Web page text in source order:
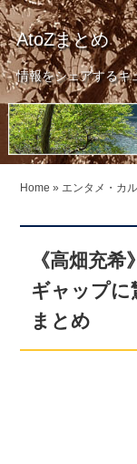
AtoZまとめ
情報をシェアするキ
Home » エンタメ・カ
《高畑充
ギャップに
まとめ